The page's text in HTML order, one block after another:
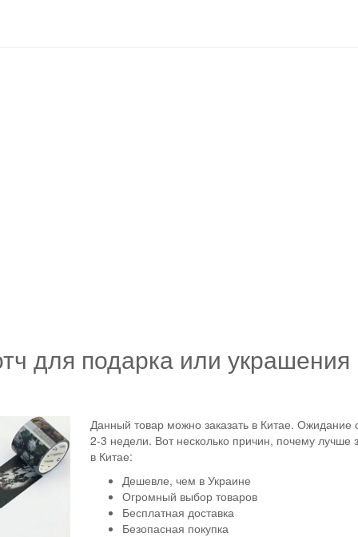
для подарка или украшения
Данный товар можно заказать в Китае. Ожидание
2-3 недели. Вот несколько причин, почему лучше
в Китае:
Дешевле, чем в Украине
Огромный выбор товаров
Бесплатная доставка
Безопасная покупка